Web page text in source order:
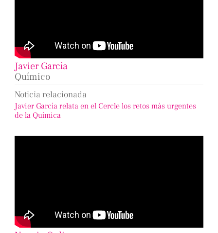
Javier García
Químico
Noticia relacionada
Javier García relata en el Cercle los retos más urgentes
de la Química